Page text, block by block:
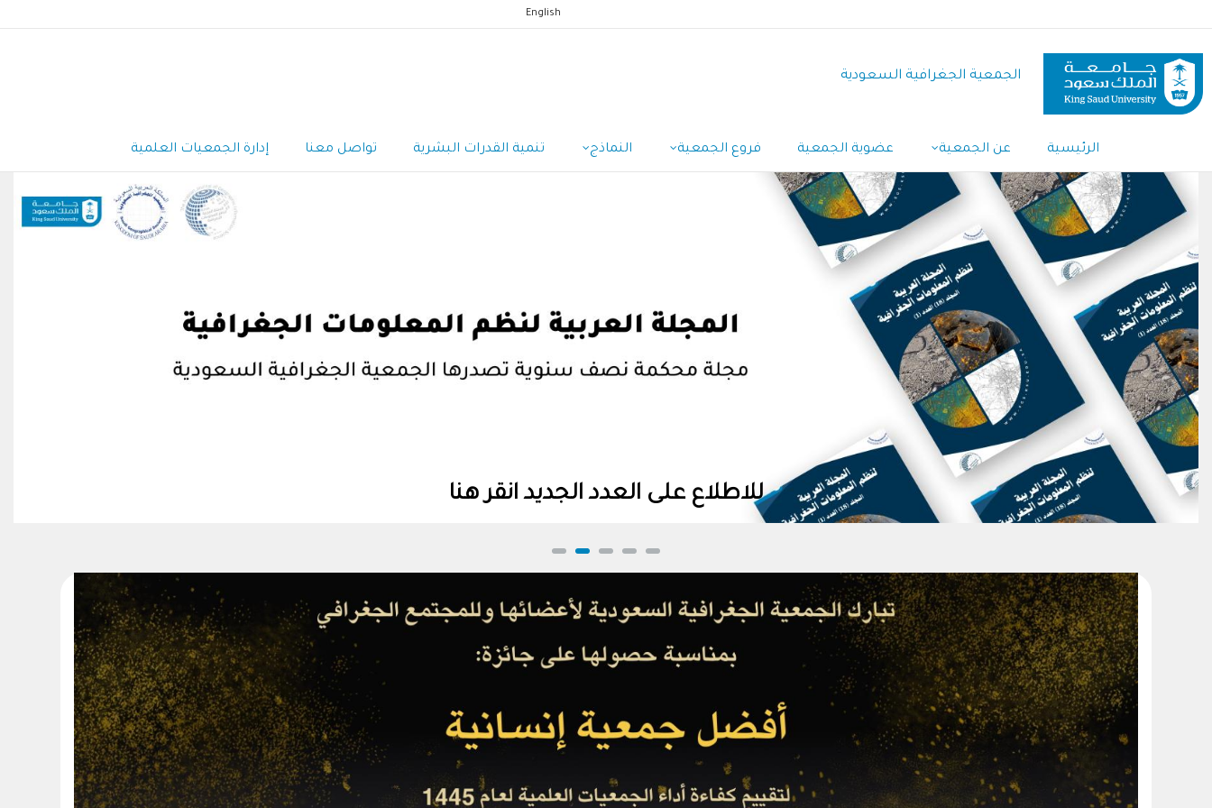
المحتوى
الرئيسي
English
الجمعية الجغرافية السعودية
الرئيسية عن الجمعية عضوية الجمعية فروع الجمعية النماذج تنمية القدرات البشرية تواصل معنا إدارة الجمعيات العلمية
للاطلاع على العدد الجديد انقر هنا